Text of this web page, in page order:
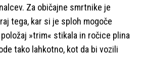
Za običajne smrtnike je
tega, kar si je sploh mogoče
»trim« stikala in ročice plina
tako lahkotno, kot da bi vozili